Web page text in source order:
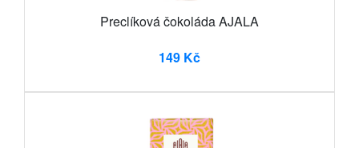
Preclíková čokoláda AJALA
149 Kč